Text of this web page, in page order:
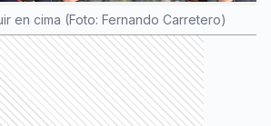
en cima (Foto: Fernando Carretero)